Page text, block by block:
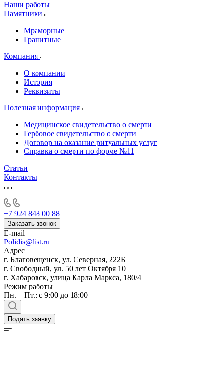
Наши работы
Памятники
Мраморные
Гранитные
Компания
О компании
История
Реквизиты
Полезная информация
Медицинское свидетельство о смерти
Гербовое свидетельство о смерти
Договор на оказание ритуальных услуг
Справка о смерти по форме №11
Статьи
Контакты
+7 924 848 00 88
Заказать звонок
E-mail
Polidis@list.ru
Адрес
г. Благовещенск, ул. Северная, 222Б
г. Свободный, ул. 50 лет Октября 10
г. Хабаровск, улица Карла Маркса, 180/4
Режим работы
Пн. – Пт.: с 9:00 до 18:00
Подать заявку